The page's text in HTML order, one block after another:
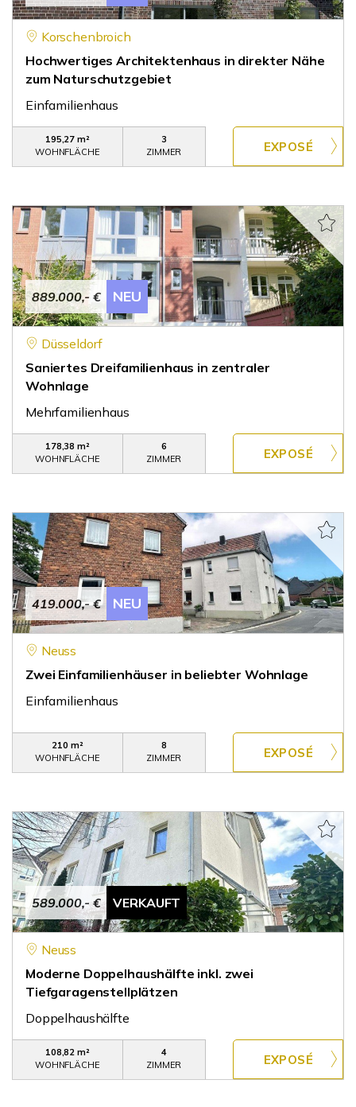
Korschenbroich
Hochwertiges Architektenhaus in direkter Nähe
zum Naturschutzgebiet
Einfamilienhaus
195,27 m²
WOHNFLÄCHE
3
ZIMMER
889.000,- € NEU
Düsseldorf
Saniertes Dreifamilienhaus in zentraler
Wohnlage
Mehrfamilienhaus
178,38 m²
WOHNFLÄCHE
6
ZIMMER
419.000,- € NEU
Neuss
Zwei Einfamilienhäuser in beliebter Wohnlage
Einfamilienhaus
210 m²
WOHNFLÄCHE
8
ZIMMER
589.000,- € VERKAUFT
Neuss
Moderne Doppelhaushälfte inkl. zwei
Tiefgaragenstellplätzen
Doppelhaushälfte
108,82 m²
WOHNFLÄCHE
4
ZIMMER